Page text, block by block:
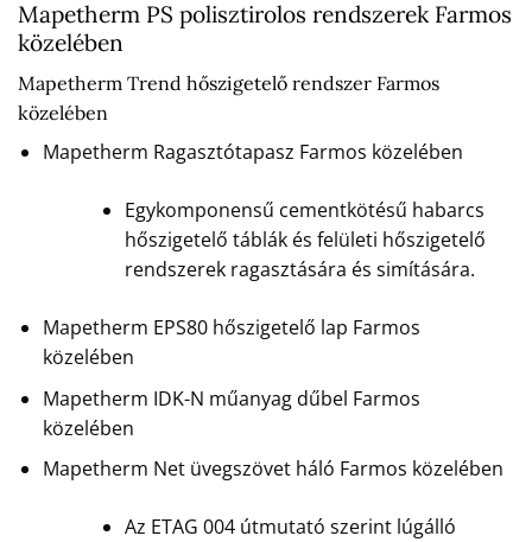
Mapetherm PS polisztirolos rendszerek Farmos
közelében
Mapetherm Trend hőszigetelő rendszer Farmos
közelében
Mapetherm Ragasztótapasz Farmos közelében
Egykomponensű cementkötésű habarcs
hőszigetelő táblák és felületi hőszigetelő
rendszerek ragasztására és simítására.
Mapetherm EPS80 hőszigetelő lap Farmos
közelében
Mapetherm IDK-N műanyag dűbel Farmos
közelében
Mapetherm Net üvegszövet háló Farmos közelében
Az ETAG 004 útmutató szerint lúgálló